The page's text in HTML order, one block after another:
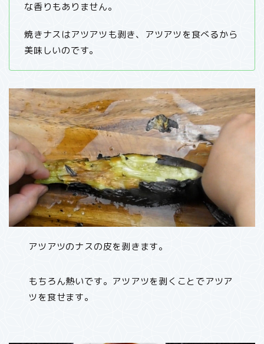
な香りもありません。
焼きナスはアツアツも剥き、アツアツを食べるから
美味しいのです。
アツアツのナスの皮を剥きます。
もちろん熱いです。アツアツを剥くことでアツア
ツを食せます。